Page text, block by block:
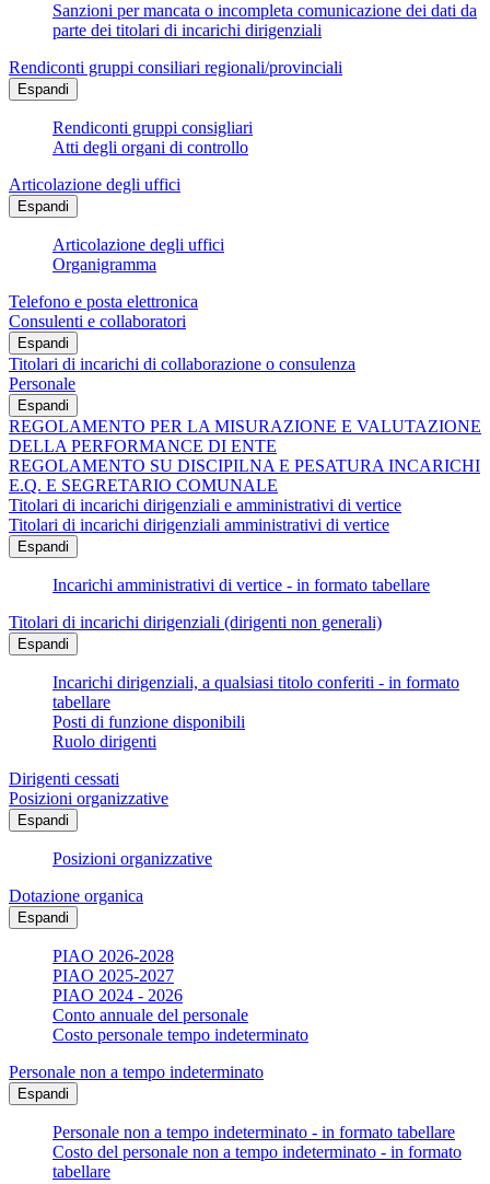
Sanzioni per mancata o incompleta comunicazione dei dati da
parte dei titolari di incarichi dirigenziali
Rendiconti gruppi consiliari regionali/provinciali
Espandi
Rendiconti gruppi consigliari
Atti degli organi di controllo
Articolazione degli uffici
Espandi
Articolazione degli uffici
Organigramma
Telefono e posta elettronica
Consulenti e collaboratori
Espandi
Titolari di incarichi di collaborazione o consulenza
Personale
Espandi
REGOLAMENTO PER LA MISURAZIONE E VALUTAZIONE
DELLA PERFORMANCE DI ENTE
REGOLAMENTO SU DISCIPILNA E PESATURA INCARICHI
E.Q. E SEGRETARIO COMUNALE
Titolari di incarichi dirigenziali e amministrativi di vertice
Titolari di incarichi dirigenziali amministrativi di vertice
Espandi
Incarichi amministrativi di vertice - in formato tabellare
Titolari di incarichi dirigenziali (dirigenti non generali)
Espandi
Incarichi dirigenziali, a qualsiasi titolo conferiti - in formato
tabellare
Posti di funzione disponibili
Ruolo dirigenti
Dirigenti cessati
Posizioni organizzative
Espandi
Posizioni organizzative
Dotazione organica
Espandi
PIAO 2026-2028
PIAO 2025-2027
PIAO 2024 - 2026
Conto annuale del personale
Costo personale tempo indeterminato
Personale non a tempo indeterminato
Espandi
Personale non a tempo indeterminato - in formato tabellare
Costo del personale non a tempo indeterminato - in formato
tabellare